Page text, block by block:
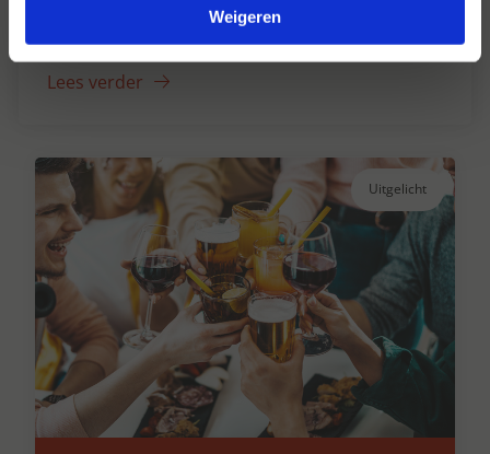
Weigeren
Al ruim 75 jaar uw grote onafhankelijke
drankengroothandel.
Lees verder
Uitgelicht